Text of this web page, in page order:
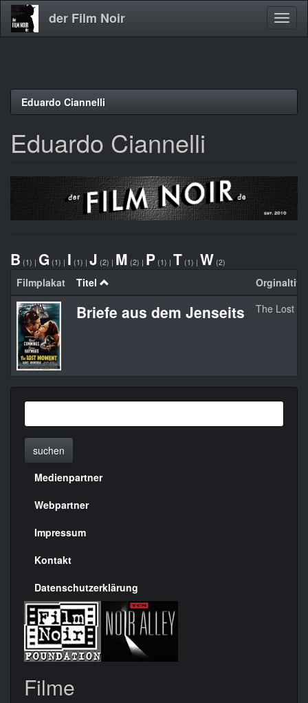
Direkt
der Film Noir
Eduardo Ciannelli
Eduardo Ciannelli
B (1) | G (1) | I (1) | J (2) | M (2) | P (1) | T (1) | W (2)
Filmplakat Titel Orginaltitel
Briefe aus dem Jenseits The Lost
suchen
Menülinks
rechte
Seite
Medienpartner
Webpartner
Impressum
Kontakt
Datenschutzerklärung
Filme